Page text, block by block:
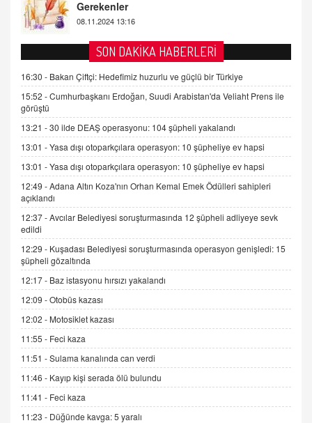
2 Kasım 2021 Salı 00:11
AV. DOĞAN CAN DOĞAN
Kişisel verilerin korunması ve dijital hukukun
gelişimi
15.09.2025 16:17
SEHER EREK
Kış Ayları Geldi, Hangi Önlemler Alınmalı?
9.12.2025 10:11
İNCİ GÜL AKÖL
06.07.2026 13:00
ADEM AKÖL
Esed Destekçilerinin Yüzüne Vurulan Şamar:
Sednaya
11.12.2024 12:30
DR. EKREM ASLAN
Gerçek Ne, Algı Ne? "Beraber Yürüyoruz"
Cümlesinin Peşinden
19.07.2025 12:45
GÖNÜL MENEKŞE
Şifacının Yolu
SON DAKİKA HABERLERİ
16:30 - Bakan Çiftçi: Hedefimiz huzurlu ve güçlü bir Türkiye
15:52 -Cumhurbaşkanı Erdoğan, Suudi Arabistan'da Veliaht Prens ile
görüştü
13:21 -30 ilde DEAŞ operasyonu: 104 şüpheli yakalandı
13:01 -Yasa dışı otoparkçılara operasyon: 10 şüpheliye ev hapsi
13:01 -Yasa dışı otoparkçılara operasyon: 10 şüpheliye ev hapsi
12:49 -Adana Altın Koza'nın Orhan Kemal Emek Ödülleri sahipleri
açıklandı
12:37 -Avcılar Belediyesi soruşturmasında 12 şüpheli adliyeye sevk
edildi
12:29 - Kuşadası Belediyesi soruşturmasında operasyon genişledi: 15
şüpheli gözaltında
12:17 - Baz istasyonu hırsızı yakalandı
12:09 -Otobüs kazası
12:02 - Motosiklet kazası
11:55 - Feci kaza
11:51 -Sulama kanalında can verdi
11:46 - Kayıp kişi serada ölü bulundu
11:41 - Feci kaza
11:23 - Düğünde kavga: 5 yaralı